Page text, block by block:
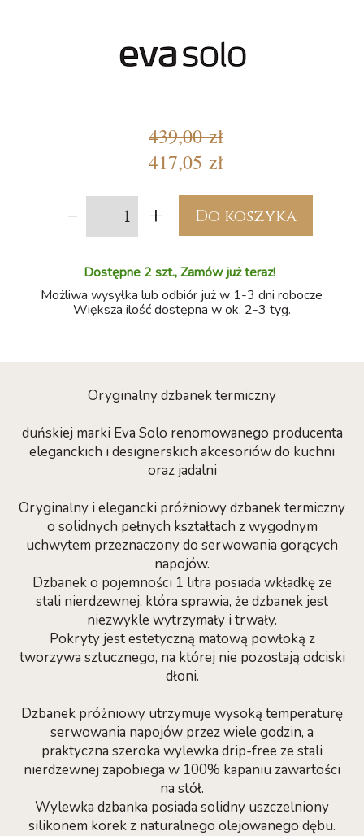
439,00 zł
417,05 zł
- + Do koszyka
Dostępne 2 szt., Zamów już teraz!
Możliwa wysyłka lub odbiór już w 1-3 dni robocze
Większa ilość dostępna w ok. 2-3 tyg.
Oryginalny dzbanek termiczny
duńskiej marki Eva Solo renomowanego producenta
eleganckich i designerskich akcesoriów do kuchni
oraz jadalni
Oryginalny i elegancki próżniowy dzbanek termiczny
o solidnych pełnych kształtach z wygodnym
uchwytem przeznaczony do serwowania gorących
napojów.
Dzbanek o pojemności 1 litra posiada wkładkę ze
stali nierdzewnej, która sprawia, że ​​dzbanek jest
niezwykle wytrzymały i trwały.
Pokryty jest estetyczną matową powłoką z
tworzywa sztucznego, na której nie pozostają odciski
dłoni.
Dzbanek próżniowy utrzymuje wysoką temperaturę
serwowania napojów przez wiele godzin, a
praktyczna szeroka wylewka drip-free ze stali
nierdzewnej zapobiega w 100% kapaniu zawartości
na stół.
Wylewka dzbanka posiada solidny uszczelniony
silikonem korek z naturalnego olejowanego dębu.